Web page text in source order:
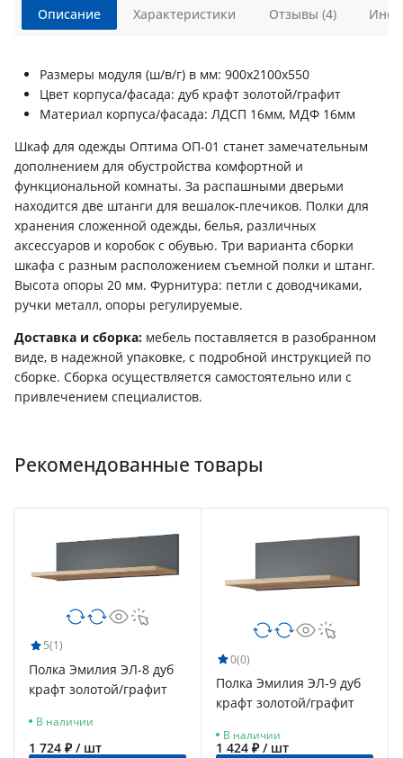
Описание
Размеры модуля (ш/в/г) в мм: 900х2100х550
Цвет корпуса/фасада: дуб крафт золотой/графит
Материал корпуса/фасада: ЛДСП 16мм, МДФ 16мм
Шкаф для одежды Оптима ОП-01 станет замечательным
дополнением для обустройства комфортной и
функциональной комнаты. За распашными дверьми
находится две штанги для вешалок-плечиков. Полки для
хранения сложенной одежды, белья, различных
аксессуаров и коробок с обувью. Три варианта сборки
шкафа с разным расположением съемной полки и штанг.
Высота опоры 20 мм. Фурнитура: петли с доводчиками,
ручки металл, опоры регулируемые.
Доставка и сборка: мебель поставляется в разобранном
виде, в надежной упаковке, с подробной инструкцией по
сборке. Сборка осуществляется самостоятельно или с
привлечением специалистов.
Характеристики Отзывы (4)
Рекомендованные товары
5(1)
Полка Эмилия ЭЛ-8 дуб
крафт золотой/графит
В наличии
1 724 ₽ / шт
0(0)
Полка Эмилия ЭЛ-9 дуб
крафт золотой/графит
В наличии
1 424 ₽ / шт